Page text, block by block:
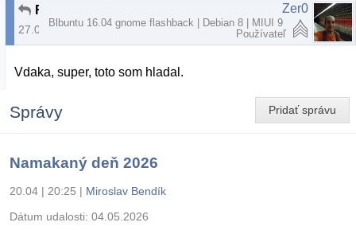
27.08.2015 | 23:02
Zer0
Blbuntu 16.04 gnome flashback | Debian 8 | MIUI 9
Používateľ
Vdaka, super, toto som hladal.
Pridať správu
Správy
Namakaný deň 2026
20.04 | 20:25 | Miroslav Bendík
Dátum udalosti: 04.05.2026